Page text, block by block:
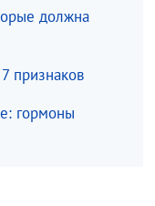
должна
признаков
гормоны